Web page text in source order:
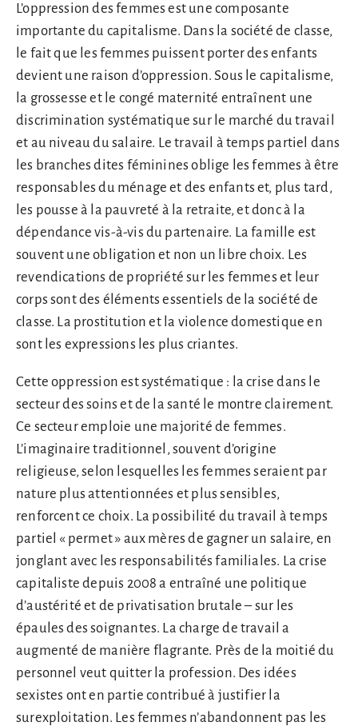
L’oppression des femmes est une composante
importante du capitalisme. Dans la société de classe,
le fait que les femmes puissent porter des enfants
devient une raison d’oppression. Sous le capitalisme,
la grossesse et le congé maternité entraînent une
discrimination systématique sur le marché du travail
et au niveau du salaire. Le travail à temps partiel dans
les branches dites féminines oblige les femmes à être
responsables du ménage et des enfants et, plus tard,
les pousse à la pauvreté à la retraite, et donc à la
dépendance vis-à-vis du partenaire. La famille est
souvent une obligation et non un libre choix. Les
revendications de propriété sur les femmes et leur
corps sont des éléments essentiels de la société de
classe. La prostitution et la violence domestique en
sont les expressions les plus criantes.
Cette oppression est systématique : la crise dans le
secteur des soins et de la santé le montre clairement.
Ce secteur emploie une majorité de femmes.
L’imaginaire traditionnel, souvent d’origine
religieuse, selon lesquelles les femmes seraient par
nature plus attentionnées et plus sensibles,
renforcent ce choix. La possibilité du travail à temps
partiel « permet » aux mères de gagner un salaire, en
jonglant avec les responsabilités familiales. La crise
capitaliste depuis 2008 a entraîné une politique
d’austérité et de privatisation brutale – sur les
épaules des soignantes. La charge de travail a
augmenté de manière flagrante. Près de la moitié du
personnel veut quitter la profession. Des idées
sexistes ont en partie contribué à justifier la
surexploitation. Les femmes n’abandonnent pas les